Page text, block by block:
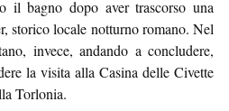
il bagno dopo aver trascorso una
storico locale notturno romano. Nel
invece, andando a concludere,
la visita alla Casina delle Civette
Torlonia.